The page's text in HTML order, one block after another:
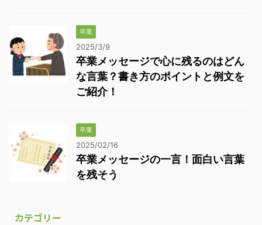
卒業
2025/3/9
卒業メッセージで心に残るのはどん
な言葉？書き方のポイントと例文を
ご紹介！
卒業
2025/02/16
卒業メッセージの一言！面白い言葉
を残そう
カテゴリー